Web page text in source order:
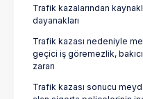
Trafik kazalarından
dayanakları
Trafik kazası nedeniyle
geçici iş göremezlik,
zararı
Trafik kazası sonucu